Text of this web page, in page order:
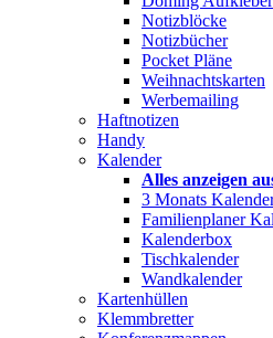
Notizblöcke
Notizbücher
Pocket Pläne
Weihnachtskarten
Werbemailing
Haftnotizen
Handy
Kalender
Alles anzeigen
3 Monats
Familienplaner
Kalenderbox
Tischkalender
Wandkalender
Kartenhüllen
Klemmbretter